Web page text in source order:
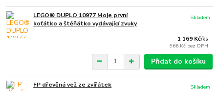
LEGO® DUPLO 10977 Moje první
koťátko a štěňátko vydávající zvuky
1 169 Kč/ks
966 Kč bez DPH
Skladem
Přidat do košíku
FP dřevěná vež ze zvířátek
Skladem